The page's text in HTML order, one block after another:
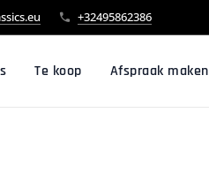
+32495862386
Te koop Afspraak maken